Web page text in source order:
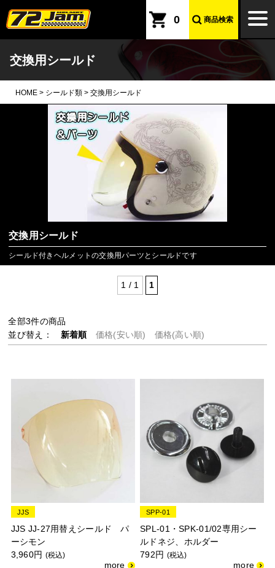
本文へ
0 商品検索
交換用シールド
HOME > シールド類 > 交換用シールド
交換用シールド
シールド付きヘルメットの交換用パーツとシールドです
1 / 1 1
全部3件の商品
並び替え：
新着順 価格(安い順) 価格(高い順)
JJS
JJS JJ-27用替えシールド パ
ーシモン
3,960円 (税込)
SPP-01
SPL-01・SPK-01/02専用シー
ルドネジ、ホルダー
792円 (税込)